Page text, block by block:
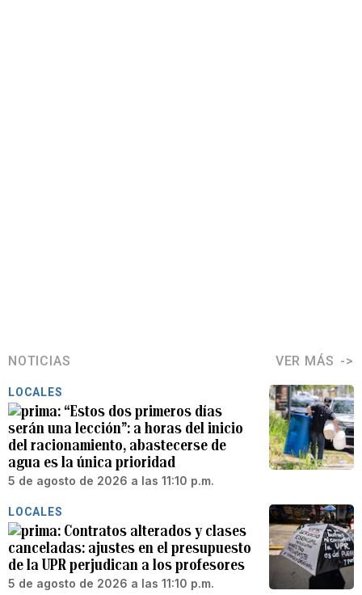
NOTICIAS VER MÁS
LOCALES
“Estos dos primeros días
serán una lección”: a horas del inicio
del racionamiento, abastecerse de
agua es la única prioridad
5 de agosto de 2026 a las 11:10 p.m.
LOCALES
Contratos alterados y clases
canceladas: ajustes en el presupuesto
de la UPR perjudican a los profesores
5 de agosto de 2026 a las 11:10 p.m.